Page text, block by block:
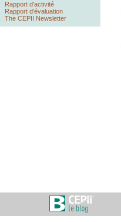
Rapport d'activité
Rapport d'évaluation
The CEPII Newsletter